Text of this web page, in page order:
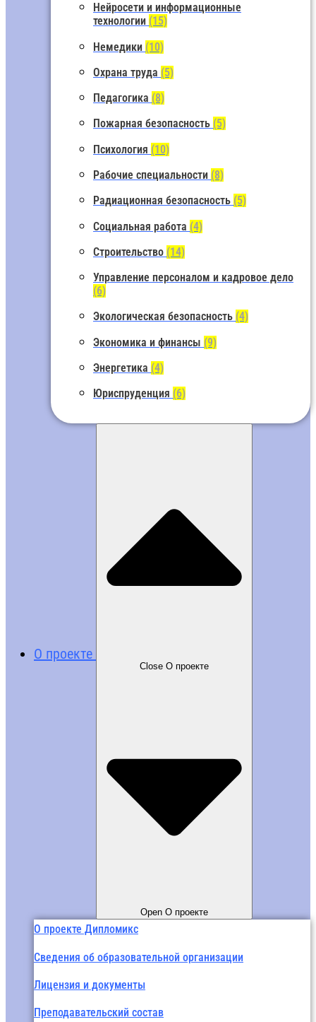
Нейросети и информационные
технологии (15)
Немедики (10)
Охрана труда (5)
Педагогика (8)
Пожарная безопасность (5)
Психология (10)
Рабочие специальности (8)
Радиационная безопасность (5)
Социальная работа (4)
Строительство (14)
Управление персоналом и кадровое дело
(6)
Экологическая безопасность (4)
Экономика и финансы (9)
Энергетика (4)
Юриспруденция (6)
О проекте
Close О проекте
Open О проекте
О проекте Дипломикс
Сведения об образовательной организации
Лицензия и документы
Преподавательский состав